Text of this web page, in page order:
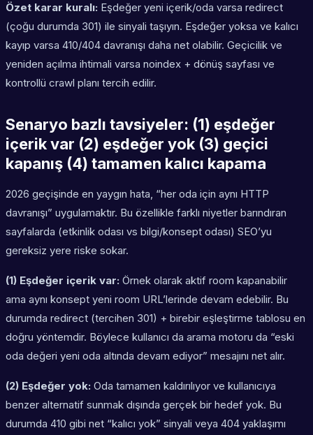
Özet karar kuralı: Eşdeğer yeni içerik/oda varsa redirect
(çoğu durumda 301) ile sinyali taşıyın. Eşdeğer yoksa ve kalıcı
kayıp varsa 410/404 davranışı daha net olabilir. Geçicilik ve
yeniden açılma ihtimali varsa noindex + dönüş sayfası ve
kontrollü crawl planı tercih edilir.
Senaryo bazlı tavsiyeler: (1) eşdeğer
içerik var (2) eşdeğer yok (3) geçici
kapanış (4) tamamen kalıcı kapama
2026 geçişinde en yaygın hata, “her oda için aynı HTTP
davranışı” uygulamaktır. Bu özellikle farklı niyetler barındıran
sayfalarda (etkinlik odası vs bilgi/konsept odası) SEO’yu
gereksiz yere riske sokar.
(1) Eşdeğer içerik var: Örnek olarak aktif room kapanabilir
ama aynı konsept yeni room URL’lerinde devam edebilir. Bu
durumda redirect (tercihen 301) + birebir eşleştirme tablosu en
doğru yöntemdir. Böylece kullanıcı da arama motoru da “eski
oda değeri yeni oda altında devam ediyor” mesajını net alır.
(2) Eşdeğer yok: Oda tamamen kaldırılıyor ve kullanıcıya
benzer alternatif sunmak dışında gerçek bir hedef yok. Bu
durumda 410 gibi net “kalıcı yok” sinyali veya 404 yaklaşımı